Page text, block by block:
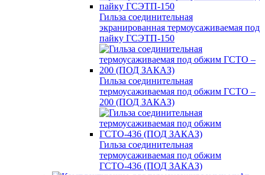
Гильза соединительная
экранированная термоусаживаемая под
пайку ГСЭТП-150
Гильза соединительная
термоусаживаемая под обжим ГСТО –
200 (ПОД ЗАКАЗ)
Гильза соединительная
термоусаживаемая под обжим
ГСТО-436 (ПОД ЗАКАЗ)